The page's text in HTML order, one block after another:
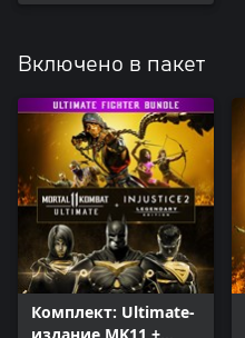
Включено в пакет
Комплект: Ultimate-